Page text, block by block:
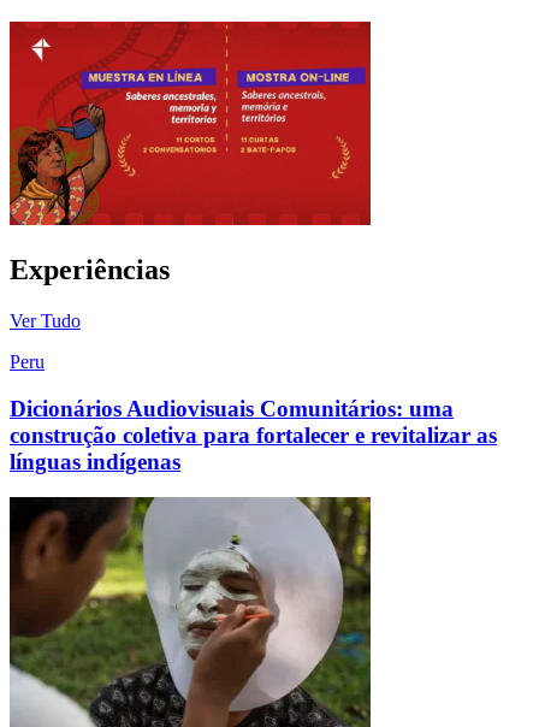
Experiências
Ver Tudo
Peru
Dicionários Audiovisuais Comunitários: uma
construção coletiva para fortalecer e revitalizar as
línguas indígenas